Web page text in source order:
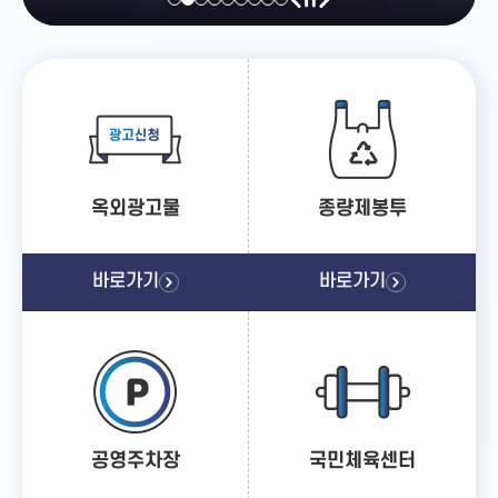
옥외광고물
바로가기
종량제봉투
바로가기
공영주차장 국민체육센터